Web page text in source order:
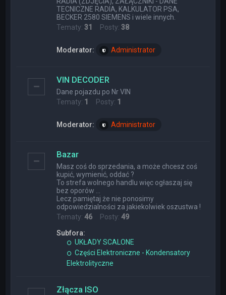
TECNICZNE RADIA, KALKULATOR PSA,
BECKER 2580 SIEMENS i wiele innych.
Tematy:31 Posty:38
Moderator: Administrator
VIN DECODER
Dane pojazdu po Nr VIN
Tematy: 1 Posty: 1
Moderator: Administrator
Bazar
Masz coś do sprzedania, a może chcesz coś
kupić, wymienić, oddać ?
To strefa wolnego handlu więc ogłaszaj się
bez oporów ...
Lecz pamiętaj że nie ponosimy
odpowiedzialności za jakiekolwiek oszustwa !
Tematy:46 Posty:49
Subfora:
UKŁADY SCALONE
Części Elektroniczne - Kondensatory
Elektrolityczne
Złącza ISO